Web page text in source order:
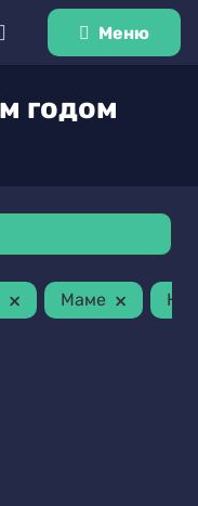
Меню
годом
× Маме ×